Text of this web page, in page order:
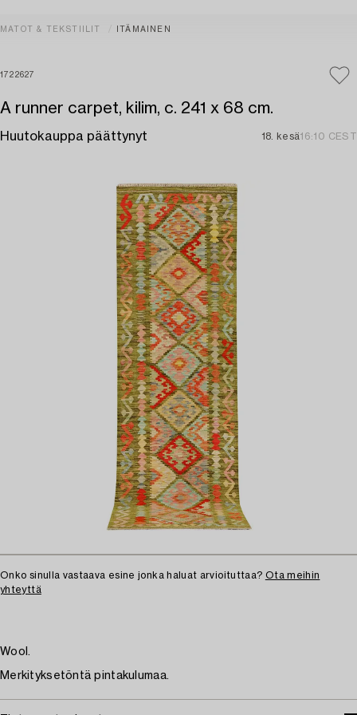
MATOT & TEKSTIILIT ITÄMAINEN
1722627
A runner carpet, kilim, c. 241 x 68 cm.
Huutokauppa päättynyt 18. kesä16:10 CEST
Onko sinulla vastaava esine jonka haluat arvioituttaa? Ota meihin
yhteyttä
Wool.
Merkityksetöntä pintakulumaa.